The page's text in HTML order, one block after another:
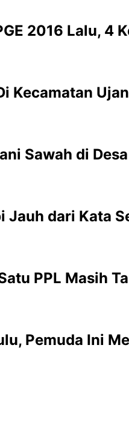
2016 Lalu, 4
Kecamatan
Sawah di
Jauh dari Kata
PPL Masih
Pemuda Ini